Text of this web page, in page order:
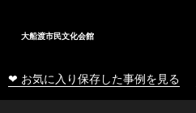
大船渡市民文化会館
❤ お気に入り保存した事例を見る